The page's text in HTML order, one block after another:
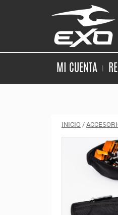
MI CUENTA
INICIO /